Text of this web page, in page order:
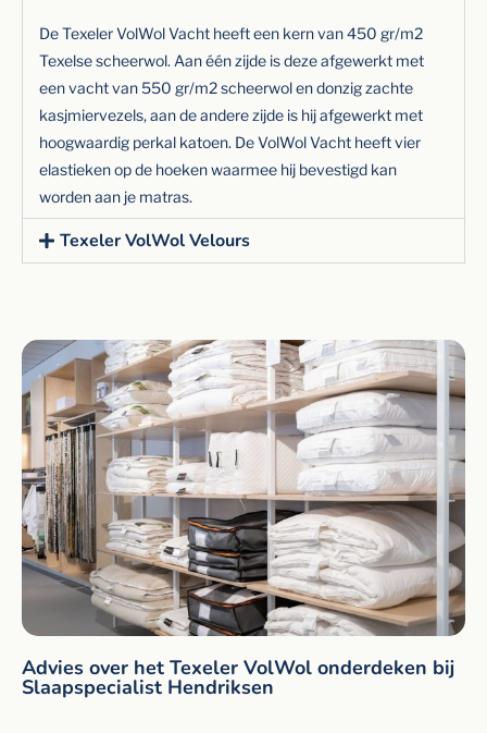
De Texeler VolWol Vacht heeft een kern van 450 gr/m2
Texelse scheerwol. Aan één zijde is deze afgewerkt met
een vacht van 550 gr/m2 scheerwol en donzig zachte
kasjmiervezels, aan de andere zijde is hij afgewerkt met
hoogwaardig perkal katoen. De VolWol Vacht heeft vier
elastieken op de hoeken waarmee hij bevestigd kan
worden aan je matras.
Texeler VolWol Velours
Advies over het Texeler VolWol onderdeken bij
Slaapspecialist Hendriksen